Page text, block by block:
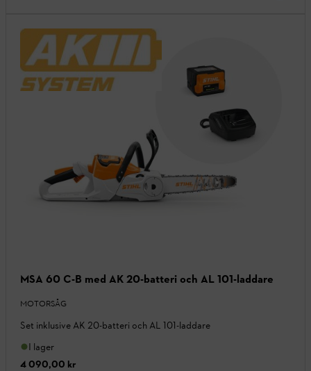
MSA 60 C-B med AK 20-batteri och AL 101-laddare
MOTORSÅG
Set inklusive AK 20-batteri och AL 101-laddare
I lager
4 090,00 kr